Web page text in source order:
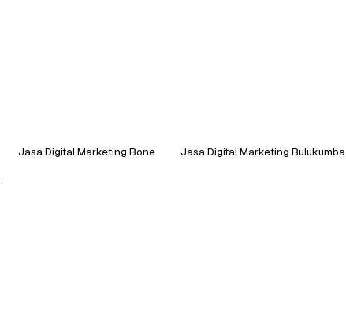
Jasa Digital Marketing Bone
Jasa Digital Marketing Bulukumba